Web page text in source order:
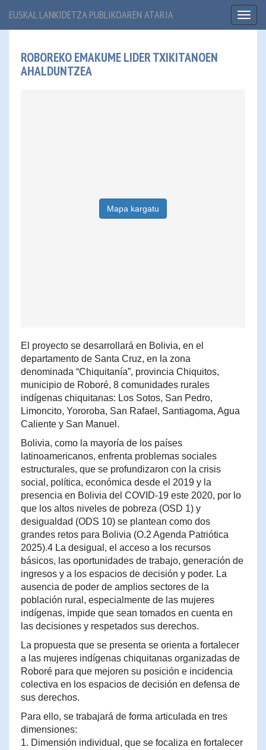
EUSKAL LANKIDETZA PUBLIKOAREN ATARIA
ROBOREKO EMAKUME LIDER TXIKITANOEN
AHALDUNTZEA
Mapa kargatu
El proyecto se desarrollará en Bolivia, en el
departamento de Santa Cruz, en la zona
denominada “Chiquitanía”, provincia Chiquitos,
municipio de Roboré, 8 comunidades rurales
indígenas chiquitanas: Los Sotos, San Pedro,
Limoncito, Yororoba, San Rafael, Santiagoma, Agua
Caliente y San Manuel.
Bolivia, como la mayoría de los países
latinoamericanos, enfrenta problemas sociales
estructurales, que se profundizaron con la crisis
social, política, económica desde el 2019 y la
presencia en Bolivia del COVID-19 este 2020, por lo
que los altos niveles de pobreza (OSD 1) y
desigualdad (ODS 10) se plantean como dos
grandes retos para Bolivia (O.2 Agenda Patriótica
2025).4 La desigual, el acceso a los recursos
básicos, las oportunidades de trabajo, generación de
ingresos y a los espacios de decisión y poder. La
ausencia de poder de amplios sectores de la
población rural, especialmente de las mujeres
indígenas, impide que sean tomados en cuenta en
las decisiones y respetados sus derechos.
La propuesta que se presenta se orienta a fortalecer
a las mujeres indígenas chiquitanas organizadas de
Roboré para que mejoren su posición e incidencia
colectiva en los espacios de decisión en defensa de
sus derechos.
Para ello, se trabajará de forma articulada en tres
dimensiones:
1. Dimensión individual, que se focaliza en fortalecer